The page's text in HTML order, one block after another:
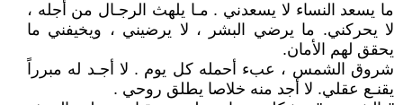
ما يسعد النساء لا يسعدني . مـا يلهث الرجـال من أجله ،
لا يحركني. ما يرضي البشر ، لا يرضيني ، ويخيفني ما
يحقق لهم الأمان.
شروق الشمس ، عبء أحمله كل يوم . لا أجـد له مبرراً
يقنـع عقلي. لا أجد منه خلاصا يطلق روحي .